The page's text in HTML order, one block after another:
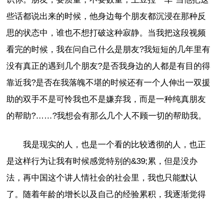
些话都说出来的时候，他身边每个朋友都沉浸在那种反
思的状态中，谁也不想打破这种寂静。当我把这段视频
看完的时候，我在问自己什么是朋友?我短短的几年里有
没有真正的遇到几个朋友?是否我身边的人都是有目的得
靠近我?是否在我落魄不堪的时候还有一个人伸出一双援
助的双手不是可怜我也不是嫌弃我，而是一种纯真朋友
的帮助?……?我想会有那么几个人不顾一切的帮助我。
我是现实的人，也是一个看的比较透彻的人，也正
是这样行为让我有时候感觉特别的&39;累，但是没办
法，再中国这个讲人情社会的社会里，我也只能默认
了。随着年龄的增长以及自己的经验累积，我逐渐觉得